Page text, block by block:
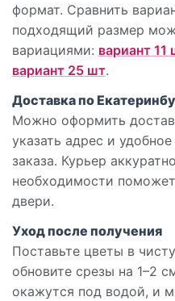
формат. Сравнить
подходящий размер
вариациями: вариант 11
вариант 25 шт.
Доставка по
Можно оформить
указать адрес и
заказа. Курьер
необходимости
двери.
Уход после получения
Поставьте цветы в
обновите срезы на 1–2
окажутся под водой, и